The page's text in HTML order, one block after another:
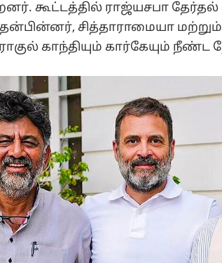
கூட்டத்தில் ராஜ்யசபா
சித்தாராமையா மற்றும்
காந்தியும் கார்கேயும்